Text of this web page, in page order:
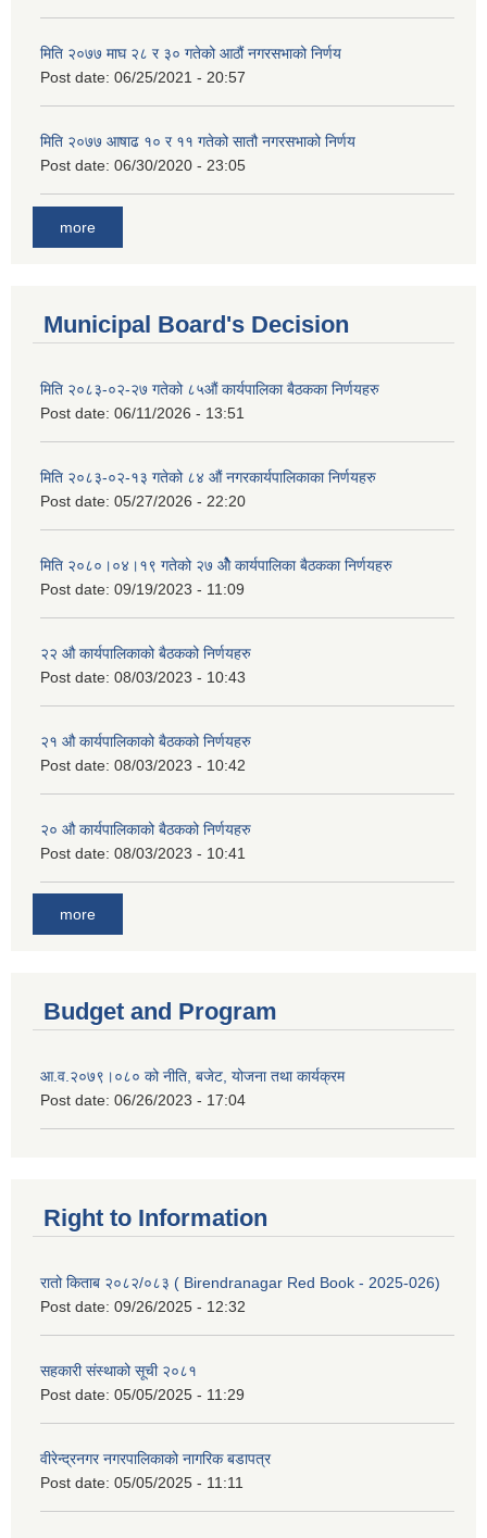
मिति २०७७ माघ २८ र ३० गतेको आठौं नगरसभाको निर्णय
Post date: 06/25/2021 - 20:57
मिति २०७७ आषाढ १० र ११ गतेको सातौ नगरसभाको निर्णय
Post date: 06/30/2020 - 23:05
more
Municipal Board's Decision
मिति २०८३-०२-२७ गतेको ८५औं कार्यपालिका बैठकका निर्णयहरु
Post date: 06/11/2026 - 13:51
मिति २०८३-०२-१३ गतेको ८४ औं नगरकार्यपालिकाका निर्णयहरु
Post date: 05/27/2026 - 22:20
मिति २०८०।०४।१९ गतेको २७ ‌‍‌ओेै कार्यपालिका बैठकका निर्णयहरु
Post date: 09/19/2023 - 11:09
२‍२ औ कार्यपालिकाको बैठकको निर्णयहरु
Post date: 08/03/2023 - 10:43
२‍१ औ कार्यपालिकाको बैठकको निर्णयहरु
Post date: 08/03/2023 - 10:42
२‍० औ कार्यपालिकाको बैठकको निर्णयहरु
Post date: 08/03/2023 - 10:41
more
Budget and Program
आ.व.२०७९।०८० को नीति, बजेट, योजना तथा कार्यक्रम
Post date: 06/26/2023 - 17:04
Right to Information
रातो किताब २०८२/०८३ ( Birendranagar Red Book - 2025-026)
Post date: 09/26/2025 - 12:32
सहकारी संस्थाको सूची २०८१
Post date: 05/05/2025 - 11:29
वीरेन्द्रनगर नगरपालिकाको नागरिक बडापत्र
Post date: 05/05/2025 - 11:11